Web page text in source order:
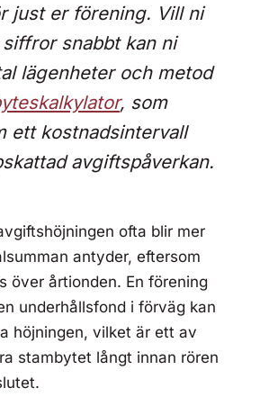
just er förening. Vill ni
snabbt kan ni
lägenheter och metod
, som
ett kostnadsintervall
avgiftspåverkan.
ofta blir mer
antyder, eftersom
över årtionden. En förening
underhållsfond i förväg kan
höjningen, vilket är ett av
stambytet långt innan rören